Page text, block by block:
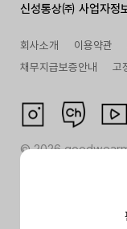
신성통상㈜ 사업자정
회사소개 이용약관
채무지급보증안내
고
©2026